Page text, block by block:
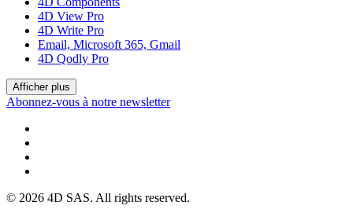
4D View Pro
4D Write Pro
Email, Microsoft 365, Gmail
4D Qodly Pro
Afficher plus
Abonnez-vous à notre newsletter
© 2026 4D SAS. All rights reserved.